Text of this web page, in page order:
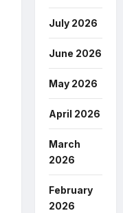
July 2026
June 2026
May 2026
April 2026
March
2026
February
2026